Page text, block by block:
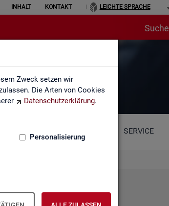
Zweck setzen wir
Die Arten von Cookies
Datenschutzerklärung.
Personalisierung
INHALT KONTAKT LEICHTE SPRACHE
Suche
SERVICE